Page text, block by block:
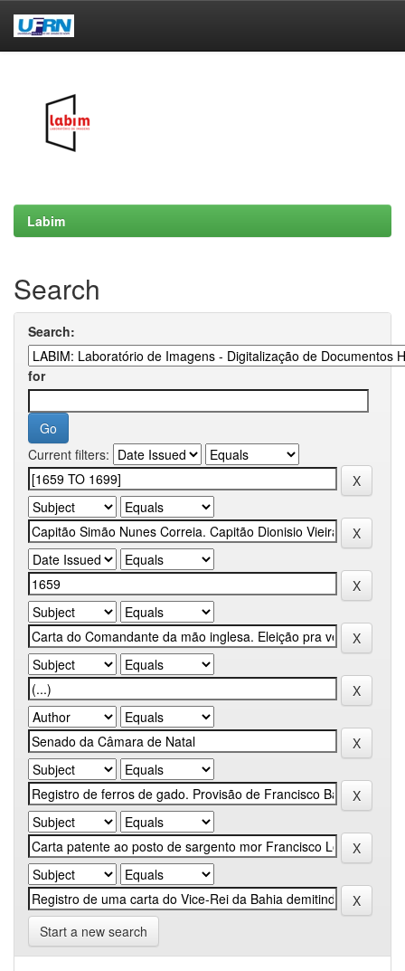
Labim
Search
Search:
for
Current filters:
Start a new search